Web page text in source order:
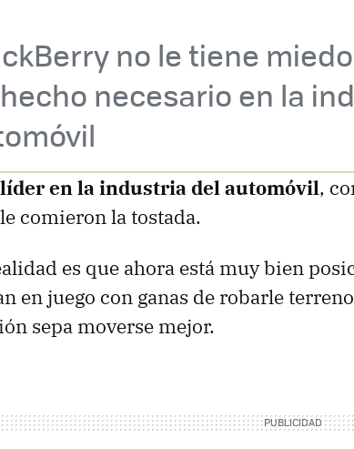
no le tiene miedo
necesario en la
líder en la industria del automóvil,
comieron la tostada.
es que ahora está muy bien
en juego con ganas de robarle
sepa moverse mejor.